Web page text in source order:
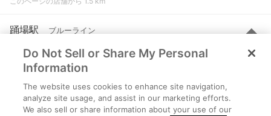
踊場駅 ブルーライン
横浜市泉区中田南１-２-１
このページの店舗から 1.6 km
ルート
を見る
下永谷駅 ブルーライン
横浜市港南区日限山１-５８-２７
Do Not Sell or Share My Personal
Information
The website uses cookies to enhance site navigation,
analyze site usage, and assist in our marketing efforts.
We also sell or share information about your use of our